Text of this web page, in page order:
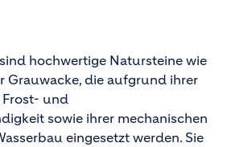
hochwertige Natursteine wie
Grauwacke, die aufgrund ihrer
Frost- und
sowie ihrer mechanischen
eingesetzt werden. Sie